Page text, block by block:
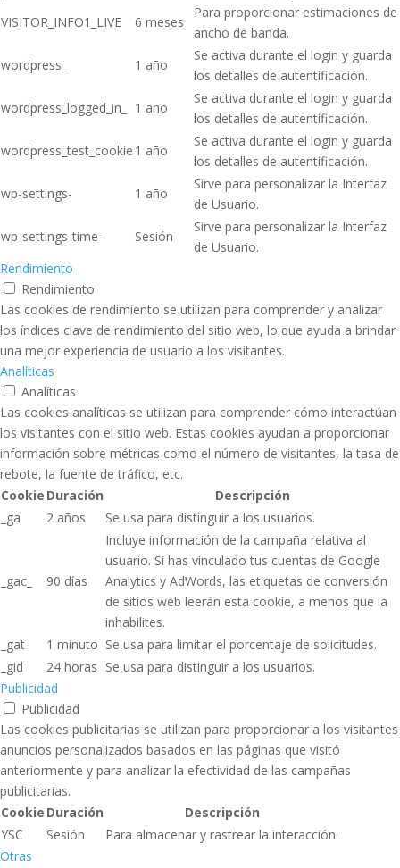
VISITOR_INFO1_LIVE
6 meses
Para proporcionar estimaciones de
ancho de banda.
wordpress_
1 año
Se activa durante el login y guarda
los detalles de autentificación.
wordpress_logged_in_
1 año
Se activa durante el login y guarda
los detalles de autentificación.
wordpress_test_cookie 1 año
Se activa durante el login y guarda
los detalles de autentificación.
wp-settings-
1 año
Sirve para personalizar la Interfaz
de Usuario.
wp-settings-time-
Sesión
Sirve para personalizar la Interfaz
de Usuario.
Rendimiento
Rendimiento
Las cookies de rendimiento se utilizan para comprender y analizar
los índices clave de rendimiento del sitio web, lo que ayuda a brindar
una mejor experiencia de usuario a los visitantes.
Analíticas
Analíticas
Las cookies analíticas se utilizan para comprender cómo interactúan
los visitantes con el sitio web. Estas cookies ayudan a proporcionar
información sobre métricas como el número de visitantes, la tasa de
rebote, la fuente de tráfico, etc.
Cookie Duración
Descripción
_ga
2 años Se usa para distinguir a los usuarios.
_gac_ 90 días
Incluye información de la campaña relativa al
usuario. Si has vinculado tus cuentas de Google
Analytics y AdWords, las etiquetas de conversión
de sitios web leerán esta cookie, a menos que la
inhabilites.
_gat
1 minuto Se usa para limitar el porcentaje de solicitudes.
_gid
24 horas Se usa para distinguir a los usuarios.
Publicidad
Publicidad
Las cookies publicitarias se utilizan para proporcionar a los visitantes
anuncios personalizados basados ​​en las páginas que visitó
anteriormente y para analizar la efectividad de las campañas
publicitarias.
Cookie Duración
Descripción
YSC
Sesión
Para almacenar y rastrear la interacción.
Otras